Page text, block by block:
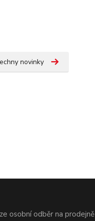
novinky
osobní odběr na prodejně